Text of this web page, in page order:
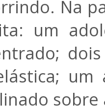
Na
um
um
sobre